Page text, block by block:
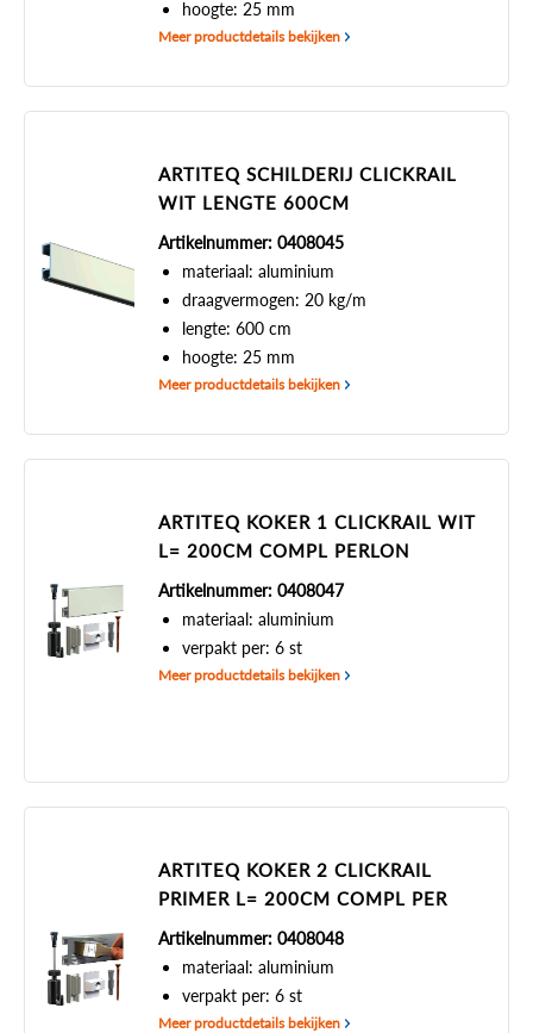
hoogte: 25 mm
Meer productdetails bekijken
ARTITEQ SCHILDERIJ CLICKRAIL
WIT LENGTE 600CM
Artikelnummer: 0408045
materiaal: aluminium
draagvermogen: 20 kg/m
lengte: 600 cm
hoogte: 25 mm
Meer productdetails bekijken
ARTITEQ KOKER 1 CLICKRAIL WIT
L= 200CM COMPL PERLON
Artikelnummer: 0408047
materiaal: aluminium
verpakt per: 6 st
Meer productdetails bekijken
ARTITEQ KOKER 2 CLICKRAIL
PRIMER L= 200CM COMPL PER
Artikelnummer: 0408048
materiaal: aluminium
verpakt per: 6 st
Meer productdetails bekijken